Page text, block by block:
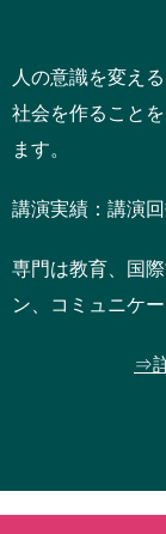
人の意識を変え
社会を作ること
ます。
講演実績：講演
専門は教育、国
ン、コミュニケ
⇒